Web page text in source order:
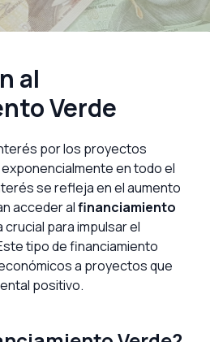
al
Verde
por los proyectos
en todo el
se refleja en el aumento
acceder alfinanciamiento
crucial para impulsar el
tipo de financiamiento
a proyectos que
positivo.